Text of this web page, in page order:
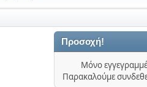
Προσοχή!
Μόνο
Παρακαλούμε